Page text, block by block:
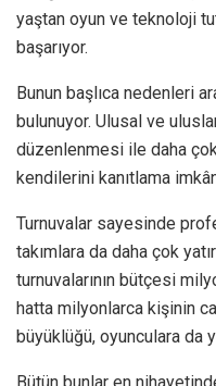
yaştan oyun ve teknoloji
başarıyor.
Bunun başlıca nedenleri
bulunuyor. Ulusal ve
düzenlenmesi ile daha
kendilerini kanıtlama
Turnuvalar sayesinde
takımlara da daha çok
turnuvalarının bütçesi
hatta milyonlarca kişinin
büyüklüğü, oyunculara da